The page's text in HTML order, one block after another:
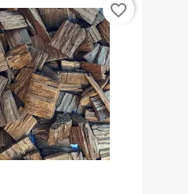
favorite_border